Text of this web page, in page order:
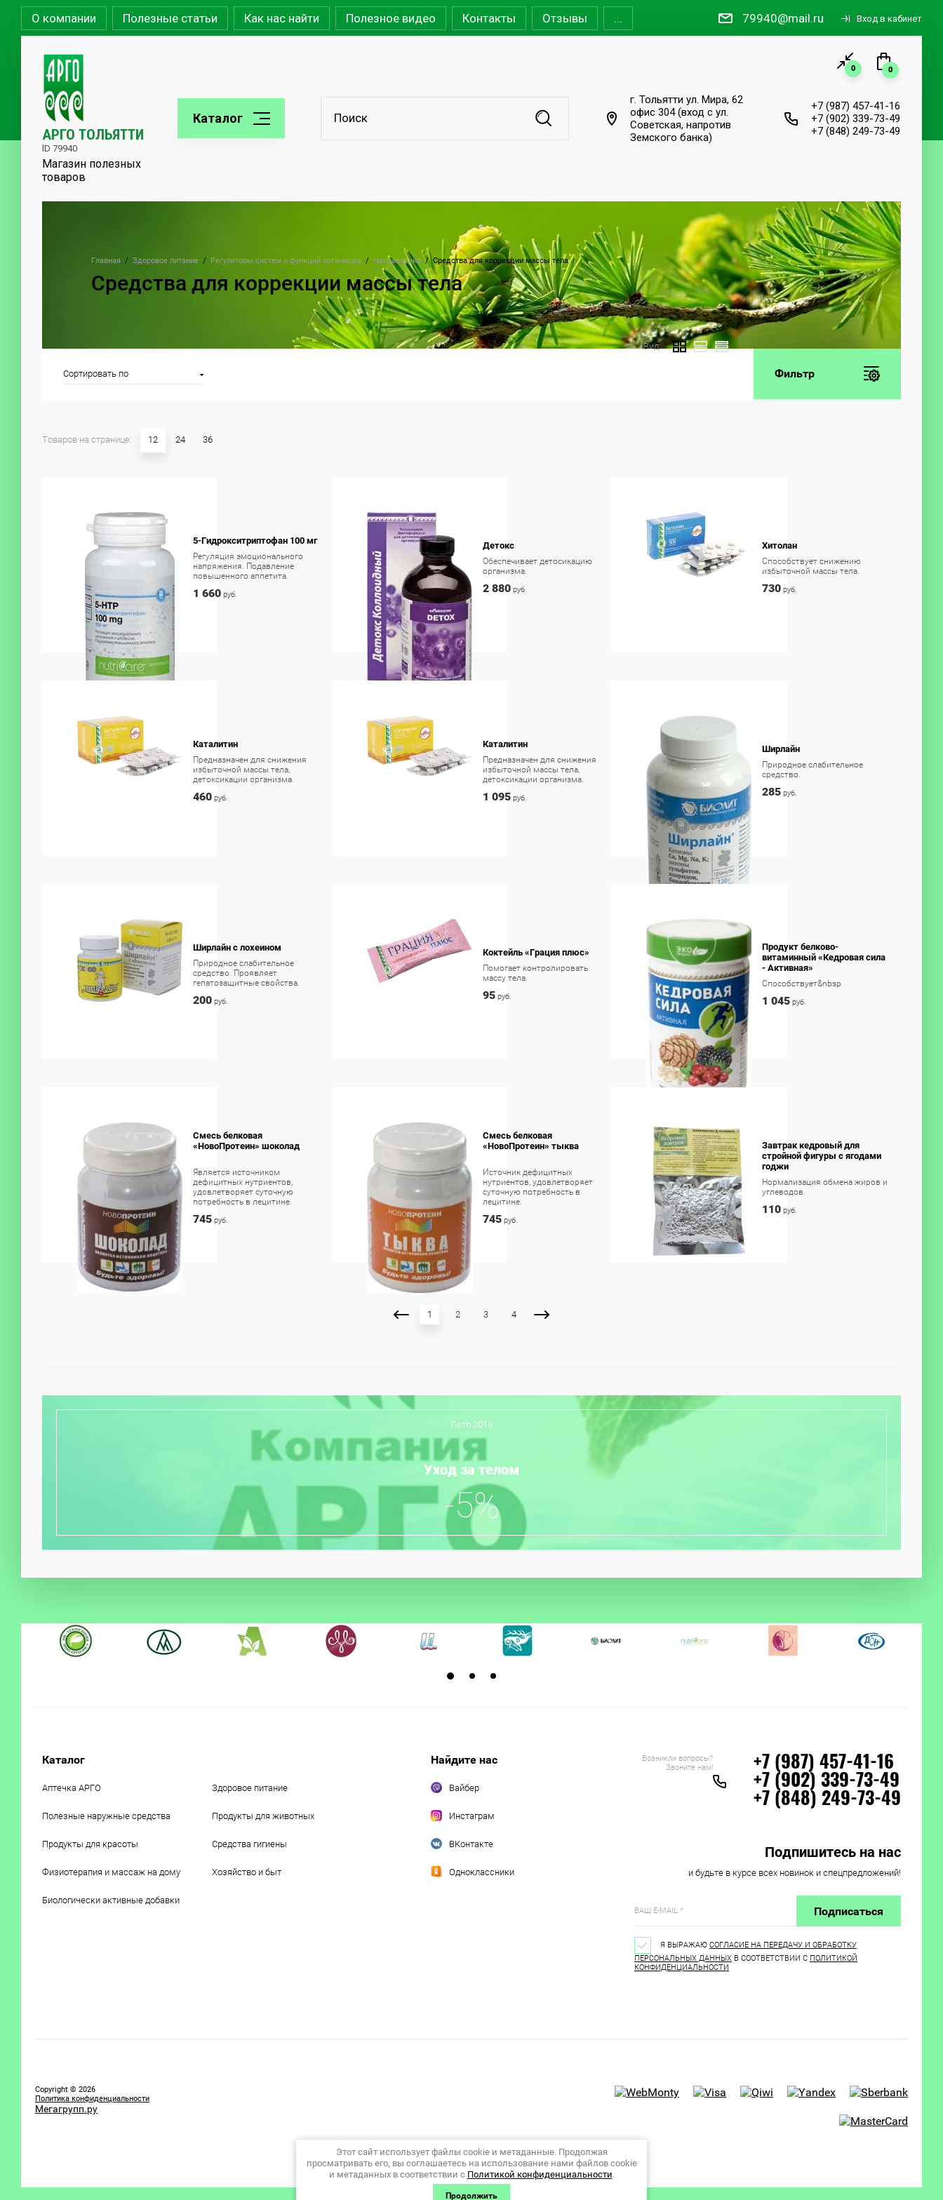
Этот сайт использует файлы cookie и метаданные. Продолжая
просматривать его, вы соглашаетесь на использование нами файлов cookie
и метаданных в соответствии с Политикой конфиденциальности.
Продолжить
О компании Полезные статьи Как нас найти Полезное видео Контакты Отзывы ... 79940@mail.ru Вход в кабинет
АРГО ТОЛЬЯТТИ
lD 79940
Магазин полезных
товаров
Каталог
г. Тольятти ул. Мира, 62
офис 304 (вход с ул.
Советская, напротив
Земского банка)
+7 (987) 457-41-16
+7 (902) 339-73-49
+7 (848) 249-73-49
0 0
Главная / Здоровое питание / Регуляторы систем и функций организма / Направления / Средства для коррекции массы тела
Средства для коррекции массы тела
Сортировать по
Вид:
Фильтр
Товаров на странице: 12 24 36
5-Гидрокситриптофан 100 мг
Регуляция эмоционального
напряжения. Подавление
повышенного аппетита.
1 660 руб.
Детокс
Обеспечивает детосикацию
организма.
2 880 руб.
Хитолан
Способствует снижению
избыточной массы тела.
730 руб.
Каталитин
Предназначен для снижения
избыточной массы тела,
детоксикации организма.
460 руб.
Каталитин
Предназначен для снижения
избыточной массы тела,
детоксикации организма.
1 095 руб.
Ширлайн
Природное слабительное
средство.
285 руб.
Ширлайн с лохеином
Природное слабительное
средство. Проявляет
гепатозащитные свойства.
200 руб.
Коктейль «Грация плюс»
Помогает контролировать
массу тела.
95 руб.
Продукт белково-
витаминный «Кедровая сила
- Активная»
Способствует&nbsp
1 045 руб.
Смесь белковая
«НовоПротеин» шоколад
Является источником
дефицитных нутриентов,
удовлетворяет суточную
потребность в лецитине.
745 руб.
Смесь белковая
«НовоПротеин» тыква
Источник дефицитных
нутриентов, удовлетворяет
суточную потребность в
лецитине.
745 руб.
Завтрак кедровый для
стройной фигуры с ягодами
годжи
Нормализация обмена жиров и
углеводов.
110 руб.
1 2 3 4
Лето 2018
Уход за телом
-5%
Каталог
Аптечка АРГО Здоровое питание
Полезные наружные средства Продукты для животных
Продукты для красоты Средства гигиены
Физиотерапия и массаж на дому Хозяйство и быт
Биологически активные добавки
Найдите нас
Вайбер
Инстаграм
ВКонтакте
Одноклассники
Возникли вопросы?
Звоните нам!
+7 (987) 457-41-16
+7 (902) 339-73-49
+7 (848) 249-73-49
Подпишитесь на нас
и будьте в курсе всех новинок и спецпредложений!
Я ВЫРАЖАЮ СОГЛАСИЕ НА ПЕРЕДАЧУ И ОБРАБОТКУ
ПЕРСОНАЛЬНЫХ ДАННЫХ В СООТВЕТСТВИИ С ПОЛИТИКОЙ
КОНФИДЕНЦИАЛЬНОСТИ
Подписаться
Copyright © 2026
Политика конфиденциальности
Мегагрупп.ру